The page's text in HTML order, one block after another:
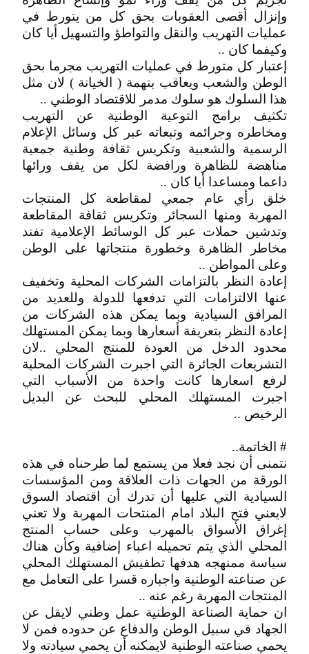
وإنزال أقصى العقوبات بحق كل من يتورط في
عمليات التهريب والنقل والتواطؤ والتسهيل أيا كان
وكيفما كان ..
إعتبار كل متورط في عمليات التهريب مجرما بحق
الوطن والشعب ويعاقب بتهمة ( الخيانة ) لان مثل
هذا السلوك هو سلوك مدمر للاقتصاد الوطني ..
تكثيف برامج التوعية الوطنية عن التهريب
ومخاطره وجرائمه وتبعاته عبر كل وسائل الإعلام
الرسمية والشعبية وتكريس ثقافة وطنية جمعية
مناهضة للظاهرة ورافضة لكل من يقف ورائها
داعما ومساعدا أيا كان ..
خلق رأي عام جمعي لمقاطعة كل المنتجات
المهربة ومنها السجائر وتكريس ثقافة المقاطعة
وتدشين حملات عبر كل الوسائط الإعلامية تفند
مخاطر الظاهرة وخطورة منتجاتها على الوطن
وعلى المواطن ..
إعادة النظر بالتزامات الشركات المحلية وتخفيف
عنها الالتزامات التي تدفعها للدولة وللعديد من
المرافق السيادية وبما يمكن هذه الشركات من
إعادة النظر بتعريفة أسعارها وبما يمكن المستهلك
محدود الدخل من العودة للمنتج المحلي ..لان
التشريعات الجائرة التي اجبرت الشركات المحلية
لرفع اسعارها كانت واحدة من الأسباب التي
اجبرت المستهلك المحلي للبحث عن البديل
الرخيص ..
# الخاتمة..
نتمنى أن نجد فعلا من يستمع لما طرحناه في هذه
الورقة من الجهات ذات العلاقة ومن المؤسسات
السيادية التي عليها أن تدرك أن اقتصاد السوق
لايعني فتح البلاد امام المنتحات المهربة ولا تعني
إغراق الأسواق بالمهرب وعلى حساب المنتج
المحلي الذي يتم تحميله اعباء إضافية وكأن هناك
سياسة ممنهجه هدفها تطفيش المستهلك المحلي
عن صناعته الوطنية واجباره قسرا على التعامل مع
المنتجات المهربة رغم عنه ..
ان حماية الصناعة الوطنية عمل وطني لايقل عن
الجهاد في سبيل الوطن والدفاع عن حدوده فمن لا
يحمي صناعته الوطنية لايمكنه أن يحمي سيادته ولا